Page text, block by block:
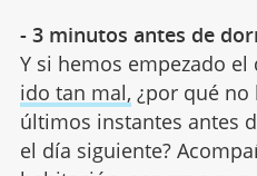
- 3 minutos antes de
Y si hemos empezado
ido tan mal, ¿por qué
últimos instantes antes
el día siguiente?